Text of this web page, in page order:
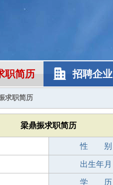
职简历 招聘企业
求职简历
梁鼎振求职简历
性 别
出生年月
学 历